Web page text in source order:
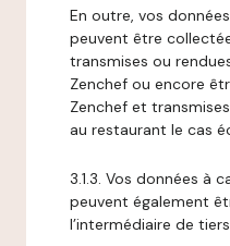
En outre, vos
peuvent être
transmises ou
Zenchef ou encore
Zenchef et
au restaurant le cas
3.1.3. Vos données à
peuvent également
l’intermédiaire de